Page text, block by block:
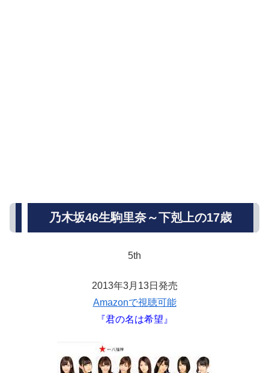
乃木坂46生駒里奈～下剋上の17歳
5th
2013年3月13日発売
Amazonで視聴可能
『君の名は希望』